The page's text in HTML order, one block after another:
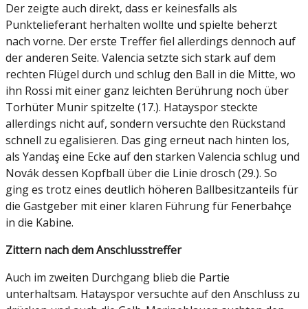
Der zeigte auch direkt, dass er keinesfalls als
Punktelieferant herhalten wollte und spielte beherzt
nach vorne. Der erste Treffer fiel allerdings dennoch auf
der anderen Seite. Valencia setzte sich stark auf dem
rechten Flügel durch und schlug den Ball in die Mitte, wo
ihn Rossi mit einer ganz leichten Berührung noch über
Torhüter Munir spitzelte (17.). Hatayspor steckte
allerdings nicht auf, sondern versuchte den Rückstand
schnell zu egalisieren. Das ging erneut nach hinten los,
als Yandaş eine Ecke auf den starken Valencia schlug und
Novák dessen Kopfball über die Linie drosch (29.). So
ging es trotz eines deutlich höheren Ballbesitzanteils für
die Gastgeber mit einer klaren Führung für Fenerbahçe
in die Kabine.
Zittern nach dem Anschlusstreffer
Auch im zweiten Durchgang blieb die Partie
unterhaltsam. Hatayspor versuchte auf den Anschluss zu